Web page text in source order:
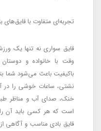
تجربه‌ای متفاوت با قایق‌های
قایق سواری نه تنها یک
وقت با خانواده و
باکیفیت باعث می‌شود شما
نشتی، ساعات خوشی را در
خنک، صدای آب و مناظر
است که هر کسی باید آن را
قایق بادی مناسب و آگاهی